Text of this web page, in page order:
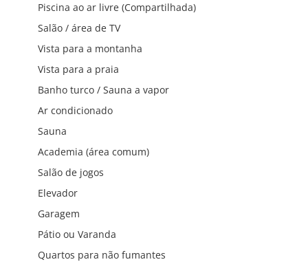
Piscina ao ar livre (Compartilhada)
Salão / área de TV
Vista para a montanha
Vista para a praia
Banho turco / Sauna a vapor
Ar condicionado
Sauna
Academia (área comum)
Salão de jogos
Elevador
Garagem
Pátio ou Varanda
Quartos para não fumantes